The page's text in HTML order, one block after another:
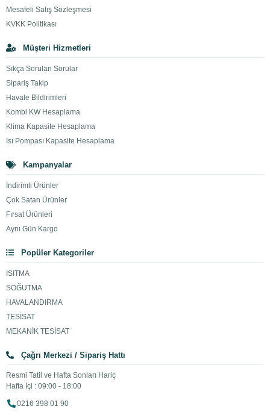
Mesafeli Satış Sözleşmesi
KVKK Politikası
Müşteri Hizmetleri
Sıkça Sorulan Sorular
Sipariş Takip
Havale Bildirimleri
Kombi KW Hesaplama
Klima Kapasite Hesaplama
Isı Pompası Kapasite Hesaplama
Kampanyalar
İndirimli Ürünler
Çok Satan Ürünler
Fırsat Ürünleri
Aynı Gün Kargo
Popüler Kategoriler
ISITMA
SOĞUTMA
HAVALANDIRMA
TESİSAT
MEKANİK TESİSAT
Çağrı Merkezi / Sipariş Hattı
Resmi Tatil ve Hafta Sonları Hariç
Hafta İçi : 09:00 - 18:00
0216 398 01 90